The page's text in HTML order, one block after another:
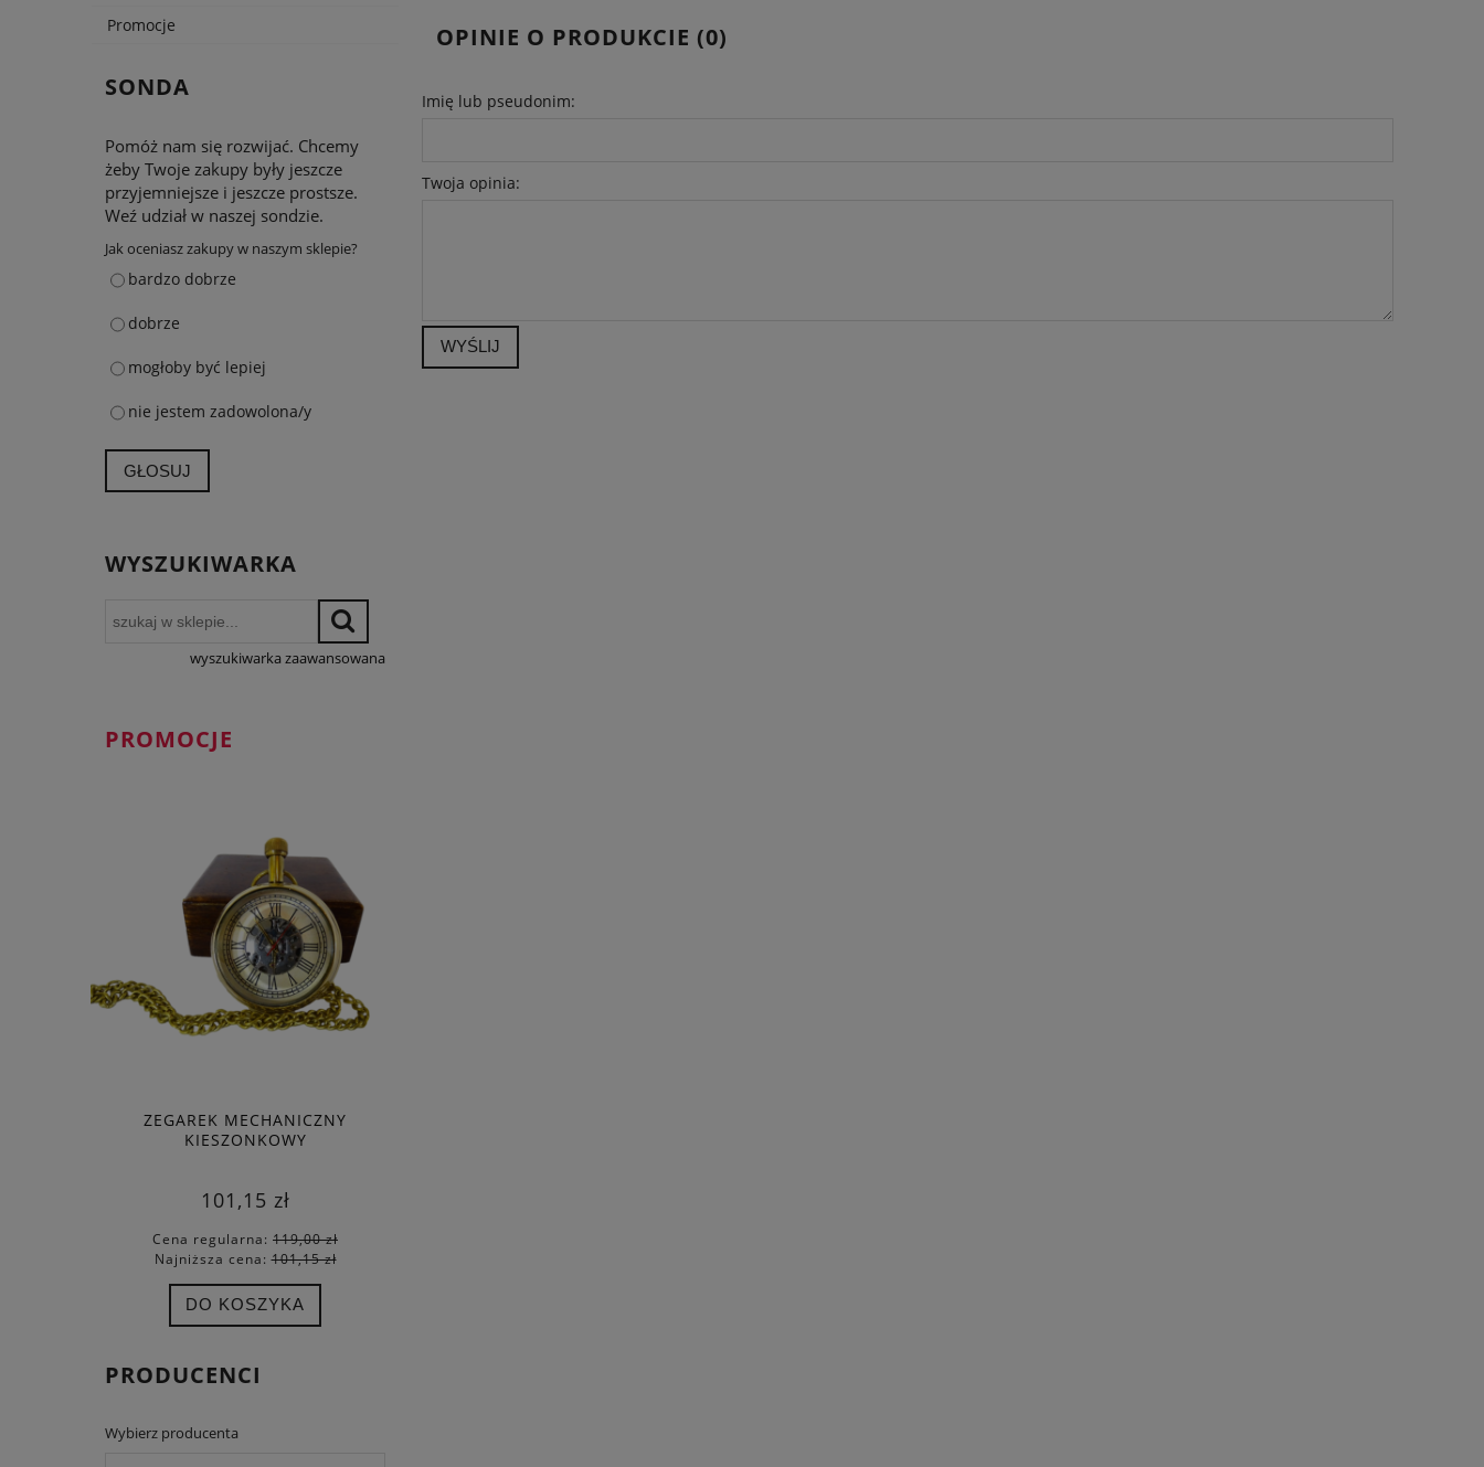
Promocje
SONDA
Pomóż nam się rozwijać. Chcemy
żeby Twoje zakupy były jeszcze
przyjemniejsze i jeszcze prostsze.
Weź udział w naszej sondzie.
Jak oceniasz zakupy w naszym sklepie?
bardzo dobrze
dobrze
mogłoby być lepiej
nie jestem zadowolona/y
GŁOSUJ
WYSZUKIWARKA
wyszukiwarka zaawansowana
PROMOCJE
ZEGAREK MECHANICZNY
KIESZONKOWY
101,15 zł
Cena regularna: 119,00 zł
Najniższa cena:101,15 zł
DO KOSZYKA
PRODUCENCI
Wybierz producenta
OPINIE O PRODUKCIE (0)
Imię lub pseudonim:
Twoja opinia:
WYŚLIJ